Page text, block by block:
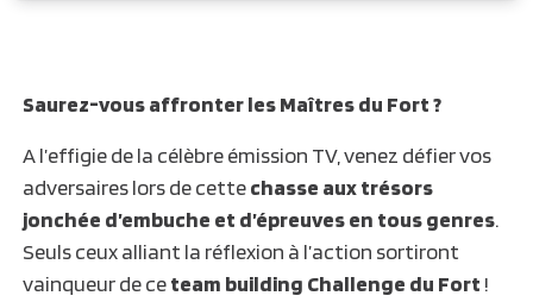
Saurez-vous affronter les Maîtres du Fort ?
A l’effigie de la célèbre émission TV, venez défier vos
adversaires lors de cettechasse aux trésors
jonchée d’embuche et d’épreuves en tous genres.
Seuls ceux alliant la réflexion à l’action sortiront
vainqueur de ceteam building Challenge du Fort !